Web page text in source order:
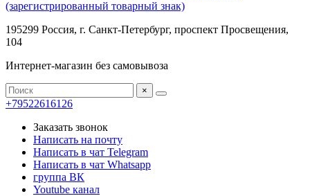
195299 Россия, г. Санкт-Петербург, проспект Просвещения,
104
Интернет-магазин без самовывоза
×
+79522616126
Заказать звонок
Написать на почту
Написать в чат Telegram
Написать в чат Whatsapp
группа ВК
Youtube канал